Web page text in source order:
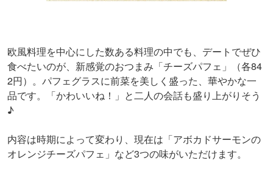
欧風料理を中心にした数ある料理の中でも、デートでぜひ
食べたいのが、新感覚のおつまみ「チーズパフェ」（各84
2円）。パフェグラスに前菜を美しく盛った、華やかな一
品です。「かわいいね！」と二人の会話も盛り上がりそう
♪
内容は時期によって変わり、現在は「アボカドサーモンの
オレンジチーズパフェ」など3つの味がいただけます。